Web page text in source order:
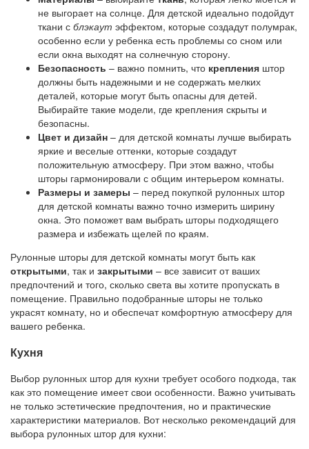
не выгорает на солнце. Для детской идеально подойдут
ткани с блэкаут эффектом, которые создадут полумрак,
особенно если у ребенка есть проблемы со сном или
если окна выходят на солнечную сторону.
Безопасность – важно помнить, что крепления штор
должны быть надежными и не содержать мелких
деталей, которые могут быть опасны для детей.
Выбирайте такие модели, где крепления скрыты и
безопасны.
Цвет и дизайн – для детской комнаты лучше выбирать
яркие и веселые оттенки, которые создадут
положительную атмосферу. При этом важно, чтобы
шторы гармонировали с общим интерьером комнаты.
Размеры и замеры – перед покупкой рулонных штор
для детской комнаты важно точно измерить ширину
окна. Это поможет вам выбрать шторы подходящего
размера и избежать щелей по краям.
Рулонные шторы для детской комнаты могут быть как
открытыми, так и закрытыми – все зависит от ваших
предпочтений и того, сколько света вы хотите пропускать в
помещение. Правильно подобранные шторы не только
украсят комнату, но и обеспечат комфортную атмосферу для
вашего ребенка.
Кухня
Выбор рулонных штор для кухни требует особого подхода, так
как это помещение имеет свои особенности. Важно учитывать
не только эстетические предпочтения, но и практические
характеристики материалов. Вот несколько рекомендаций для
выбора рулонных штор для кухни: